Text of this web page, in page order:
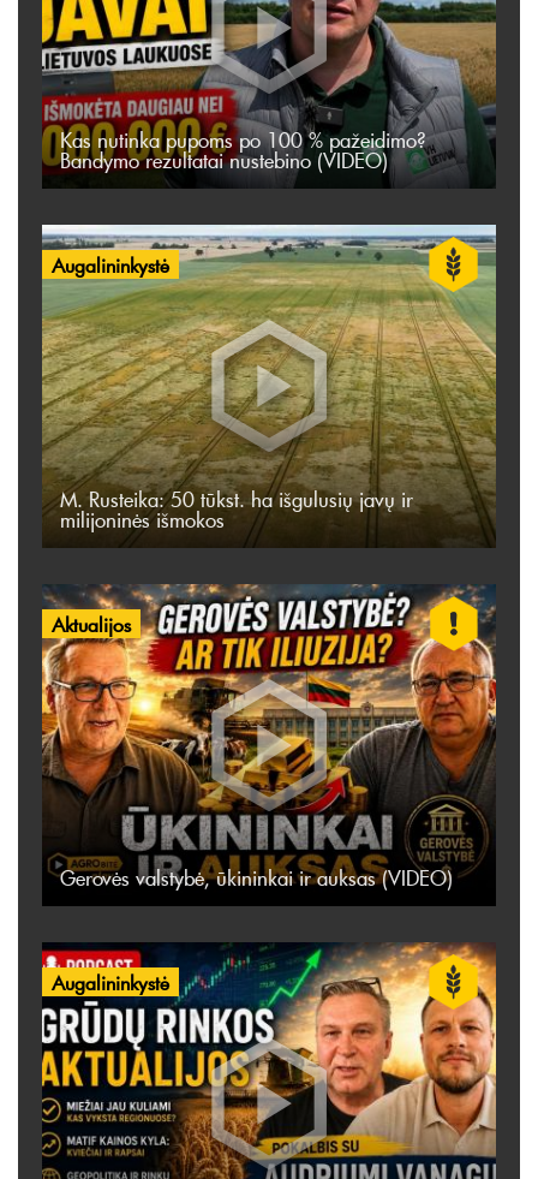
Kas nutinka pupoms po 100 % pažeidimo?
Bandymo rezultatai nustebino (VIDEO)
Augalininkystė
M. Rusteika: 50 tūkst. ha išgulusių javų ir
milijoninės išmokos
Aktualijos
Gerovės valstybė, ūkininkai ir auksas (VIDEO)
Augalininkystė